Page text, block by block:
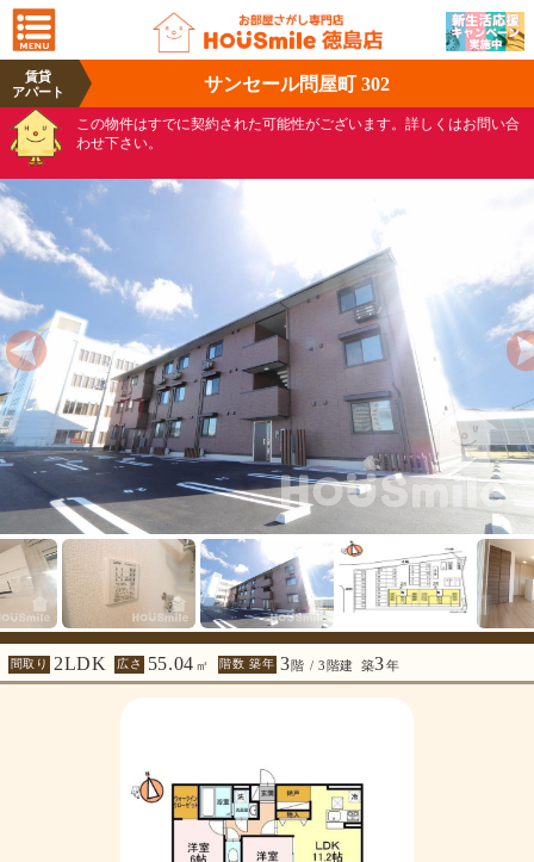
賃貸
アパート
サンセール問屋町 302
この物件はすでに契約された可能性がございます。詳しくはお問い合
わせ下さい。
間取り 2LDK 広さ 55.04 ㎡ 階数 築年 3階 / 3階建 築3年